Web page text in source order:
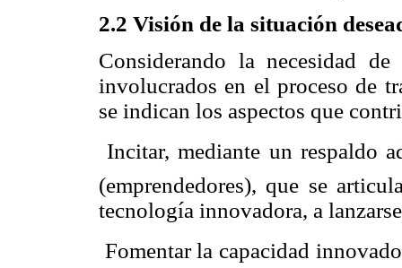
2.2 Visión de la situación
Considerando la necesidad
involucrados en el proceso de
se indican los aspectos que
 Incitar, mediante un respaldo
(emprendedores), que se
tecnología innovadora, a
 Fomentar la capacidad